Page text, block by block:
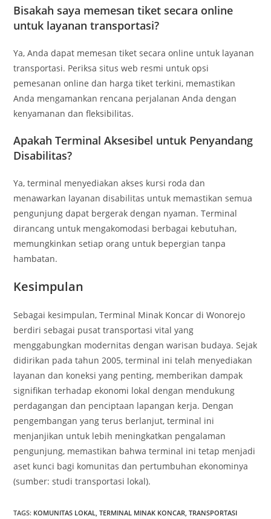
Bisakah saya memesan tiket secara online
untuk layanan transportasi?
Ya, Anda dapat memesan tiket secara online untuk layanan
transportasi. Periksa situs web resmi untuk opsi
pemesanan online dan harga tiket terkini, memastikan
Anda mengamankan rencana perjalanan Anda dengan
kenyamanan dan fleksibilitas.
Apakah Terminal Aksesibel untuk Penyandang
Disabilitas?
Ya, terminal menyediakan akses kursi roda dan
menawarkan layanan disabilitas untuk memastikan semua
pengunjung dapat bergerak dengan nyaman. Terminal
dirancang untuk mengakomodasi berbagai kebutuhan,
memungkinkan setiap orang untuk bepergian tanpa
hambatan.
Kesimpulan
Sebagai kesimpulan, Terminal Minak Koncar di Wonorejo
berdiri sebagai pusat transportasi vital yang
menggabungkan modernitas dengan warisan budaya. Sejak
didirikan pada tahun 2005, terminal ini telah menyediakan
layanan dan koneksi yang penting, memberikan dampak
signifikan terhadap ekonomi lokal dengan mendukung
perdagangan dan penciptaan lapangan kerja. Dengan
pengembangan yang terus berlanjut, terminal ini
menjanjikan untuk lebih meningkatkan pengalaman
pengunjung, memastikan bahwa terminal ini tetap menjadi
aset kunci bagi komunitas dan pertumbuhan ekonominya
(sumber: studi transportasi lokal).
TAGS: KOMUNITAS LOKAL, TERMINAL MINAK KONCAR, TRANSPORTASI